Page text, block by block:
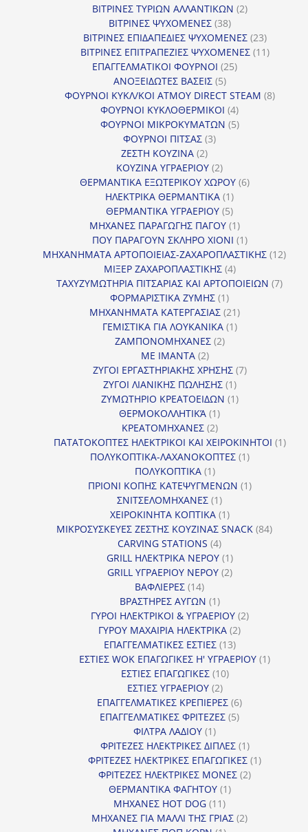
προϊόντα
ΒΙΤΡΙΝΕΣ ΤΥΡΙΩΝ ΑΛΛΑΝΤΙΚΩΝ 22
ΒΙΤΡΙΝΕΣ ΨΥΧΟΜΕΝΕΣ 3838
προϊόντα
ΒΙΤΡΙΝΕΣ ΕΠΙΔΑΠΕΔΙΕΣ ΨΥΧΟΜΕΝΕΣ 2323
προϊόντα
ΒΙΤΡΙΝΕΣ ΕΠΙΤΡΑΠΕΖΙΕΣ ΨΥΧΟΜΕΝΕΣ 1111
ΕΠΑΓΓΕΛΜΑΤΙΚΟΙ ΦΟΥΡΝΟΙ 2525
ΑΝΟΞΕΙΔΩΤΕΣ ΒΑΣΕΙΣ 55
προϊόντα
ΦΟΥΡΝΟΙ ΚΥΚΛ/ΚΟΙ ΑΤΜΟΥ DIRECT STEAM 88
ΦΟΥΡΝΟΙ ΚΥΚΛΟΘΕΡΜΙΚΟΙ 44
προϊόντα
ΦΟΥΡΝΟΙ ΜΙΚΡΟΚΥΜΑΤΩΝ 55
ΦΟΥΡΝΟΙ ΠΙΤΣΑΣ 33
ΖΕΣΤΗ ΚΟΥΖΙΝΑ 22
προϊόντα
ΚΟΥΖΙΝΑ ΥΓΡΑΕΡΙΟΥ 22
προϊόντα
ΘΕΡΜΑΝΤΙΚΑ ΕΞΩΤΕΡΙΚΟΥ ΧΩΡΟΥ 66
ΗΛΕΚΤΡΙΚΑ ΘΕΡΜΑΝΤΙΚΑ 11
προϊόν
ΘΕΡΜΑΝΤΙΚΑ ΥΓΡΑΕΡΙΟΥ 55
προϊόντα
ΜΗΧΑΝΕΣ ΠΑΡΑΓΩΓΗΣ ΠΑΓΟΥ 11
προϊόν
ΠΟΥ ΠΑΡΑΓΟΥΝ ΣΚΛΗΡΟ ΧΙΟΝΙ 11
προϊόν
ΜΗΧΑΝΗΜΑΤΑ ΑΡΤΟΠΟΙΕΙΑΣ-ΖΑΧΑΡΟΠΛΑΣΤΙΚΗΣ 1212
ΜΙΞΕΡ ΖΑΧΑΡΟΠΛΑΣΤΙΚΗΣ 44
προϊόντα
ΤΑΧΥΖΥΜΩΤΗΡΙΑ ΠΙΤΣΑΡΙΑΣ ΚΑΙ ΑΡΤΟΠΟΙΕΙΩΝ 77
ΦΟΡΜΑΡΙΣΤΙΚΑ ΖΥΜΗΣ 11
προϊόν
ΜΗΧΑΝΗΜΑΤΑ ΚΑΤΕΡΓΑΣΙΑΣ 2121
προϊόντα
ΓΕΜΙΣΤΙΚΑ ΓΙΑ ΛΟΥΚΑΝΙΚΑ 11
ΖΑΜΠΟΝΟΜΗΧΑΝΕΣ 22
ΜΕ ΙΜΑΝΤΑ 22
προϊόντα
ΖΥΓΟΙ ΕΡΓΑΣΤΗΡΙΑΚΗΣ ΧΡΗΣΗΣ 77
ΖΥΓΟΙ ΛΙΑΝΙΚΗΣ ΠΩΛΗΣΗΣ 11
προϊόν
ΖΥΜΩΤΗΡΙΟ ΚΡΕΑΤΟΕΙΔΩΝ 11
ΘΕΡΜΟΚΟΛΛΗΤΙΚΆ 11
προϊόν
ΚΡΕΑΤΟΜΗΧΑΝΕΣ 22
προϊόντα
ΠΑΤΑΤΟΚΟΠΤΕΣ ΗΛΕΚΤΡΙΚΟΙ ΚΑΙ ΧΕΙΡΟΚΙΝΗΤΟΙ 11
ΠΟΛΥΚΟΠΤΙΚΑ-ΛΑΧΑΝΟΚΟΠΤΕΣ 11
ΠΟΛΥΚΟΠΤΙΚΑ 11
προϊόν
ΠΡΙΟΝΙ ΚΟΠΗΣ ΚΑΤΕΨΥΓΜΕΝΩΝ 11
ΣΝΙΤΣΕΛΟΜΗΧΑΝΕΣ 11
προϊόν
ΧΕΙΡΟΚΙΝΗΤΑ ΚΟΠΤΙΚΑ 11
προϊόν
ΜΙΚΡΟΣΥΣΚΕΥΕΣ ΖΕΣΤΗΣ ΚΟΥΖΙΝΑΣ SNACK 8484
CARVING STATIONS 44
προϊόντα
GRILL ΗΛΕΚΤΡΙΚΑ ΝΕΡΟΥ 11
προϊόν
GRILL ΥΓΡΑΕΡΙΟΥ ΝΕΡΟΥ 22
ΒΑΦΛΙΕΡΕΣ 1414
προϊόντα
ΒΡΑΣΤΗΡΕΣ ΑΥΓΩΝ 11
προϊόν
ΓΥΡΟΙ ΗΛΕΚΤΡΙΚΟΙ & ΥΓΡΑΕΡΙΟΥ 22
ΓΥΡΟΥ ΜΑΧΑΙΡΙΑ ΗΛΕΚΤΡΙΚΑ 22
ΕΠΑΓΓΕΛΜΑΤΙΚΕΣ ΕΣΤΙΕΣ 1313
προϊόντα
ΕΣΤΙΕΣ WOK ΕΠΑΓΩΓΙΚΕΣ Η' ΥΓΡΑΕΡΙΟΥ 11
ΕΣΤΙΕΣ ΕΠΑΓΩΓΙΚΕΣ 1010
ΕΣΤΙΕΣ ΥΓΡΑΕΡΙΟΥ 22
προϊόντα
ΕΠΑΓΓΕΛΜΑΤΙΚΕΣ ΚΡΕΠΙΕΡΕΣ 66
προϊόντα
ΕΠΑΓΓΕΛΜΑΤΙΚΕΣ ΦΡΙΤΕΖΕΣ 55
ΦΙΛΤΡΑ ΛΑΔΙΟΥ 11
προϊόν
ΦΡΙΤΕΖΕΣ ΗΛΕΚΤΡΙΚΕΣ ΔΙΠΛΕΣ 11
προϊόν
ΦΡΙΤΕΖΕΣ ΗΛΕΚΤΡΙΚΕΣ ΕΠΑΓΩΓΙΚΕΣ 11
ΦΡΙΤΕΖΕΣ ΗΛΕΚΤΡΙΚΕΣ ΜΟΝΕΣ 22
ΘΕΡΜΑΝΤΙΚΑ ΦΑΓΗΤΟΥ 11
ΜΗΧΑΝΕΣ HOT DOG 1111
προϊόντα
ΜΗΧΑΝΕΣ ΓΙΑ ΜΑΛΛΙ ΤΗΣ ΓΡΙΑΣ 22